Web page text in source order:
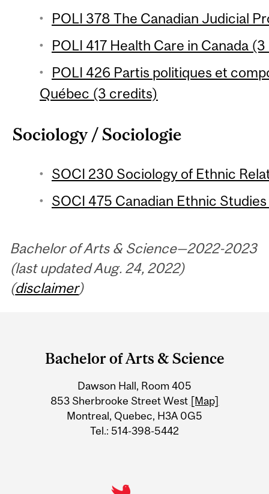
POLI 378 The Canadian Judicial
POLI 417 Health Care in Canada
POLI 426 Partis politiques et
Québec (3 credits)
Sociology / Sociologie
SOCI 230 Sociology of Ethnic
SOCI 475 Canadian Ethnic
Bachelor of Arts & Science—2022-2023
(last updated Aug. 24, 2022)
(disclaimer)
Information
Bachelor of Arts & Science
Dawson Hall, Room 405
853 Sherbrooke Street West [Map]
Montreal, Quebec, H3A 0G5
Tel.: 514-398-5442